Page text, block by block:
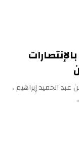
عبد الحميد إبراهيم ،